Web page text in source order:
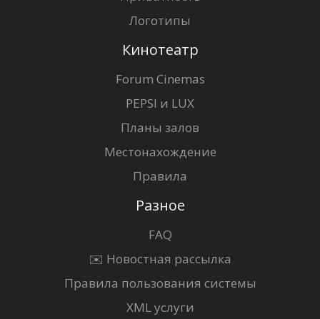
Логотипы
Кинотеатр
Forum Cinemas
PEPSI и LUX
Планы залов
Местонахождение
Правила
Разное
FAQ
✉️ Новостная рассылка
Правила пользования системы
XML услуги